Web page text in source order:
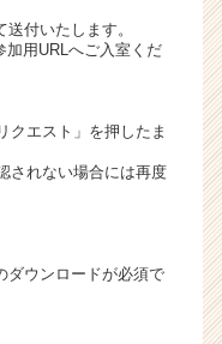
付いたします。
用URLへご入室くだ
クエスト」を押したま
されない場合には再度
ダウンロードが必須で